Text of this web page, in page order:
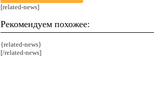
[related-news]
Рекомендуем похожее:
{related-news}
[/related-news]